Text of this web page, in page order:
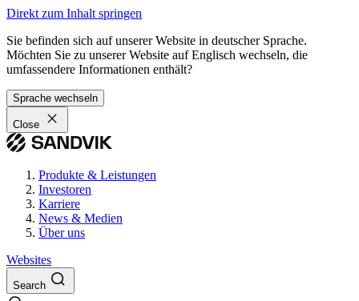
Direkt zum Inhalt springen
Sie befinden sich auf unserer Website in deutscher Sprache.
Möchten Sie zu unserer Website auf Englisch wechseln, die
umfassendere Informationen enthält?
Sprache wechseln
Close
Produkte & Leistungen
Investoren
Karriere
News & Medien
Über uns
Websites
Search